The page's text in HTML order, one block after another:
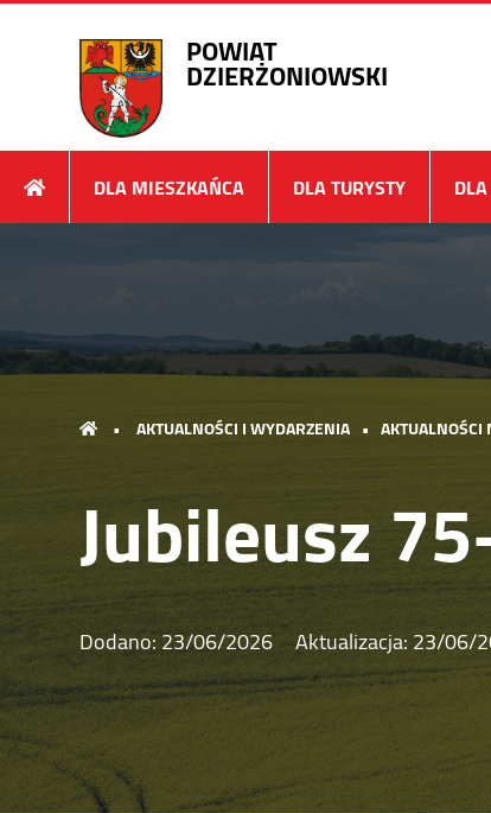
POWIAT
DZIERŻONIOWSKI
DLA MIESZKAŃCA DLA TURYSTY
• AKTUALNOŚCI I WYDARZENIA • AKTUALNOŚCI
Jubileusz
Dodano:23/06/2026 Aktualizacja:23/06/